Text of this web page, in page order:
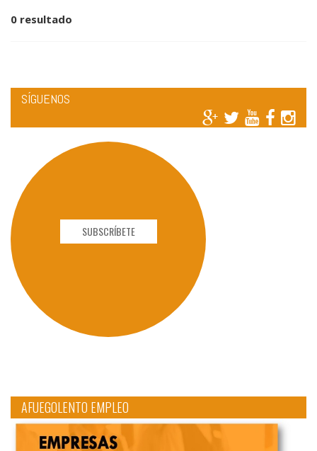
0 resultado
SÍGUENOS
SUBSCRÍBETE
AFUEGOLENTO EMPLEO